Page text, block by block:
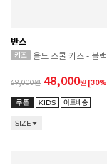
반스
올드 스쿨 키즈 - 블랙
69,000 48,000원
SIZE